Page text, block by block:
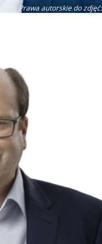
Prawa autorskie do zdjęć: